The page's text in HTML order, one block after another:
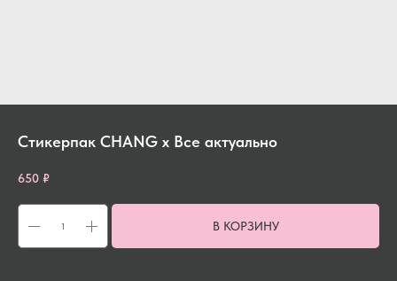
Стикерпак CHANG x Все актуально
650 ₽
В КОРЗИНУ